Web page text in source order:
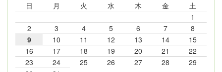
日
月 火 水 木 金
土
1
2
3 4 5 6 7
8
9
10 11 12 13 14
15
16
17 18 19 20 21
22
23
24 25 26 27 28
29